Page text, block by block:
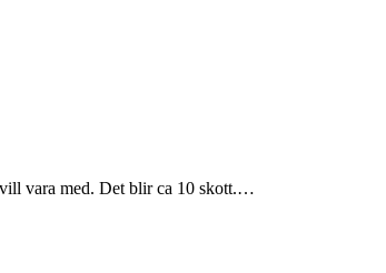
vill vara med. Det blir ca 10 skott.…